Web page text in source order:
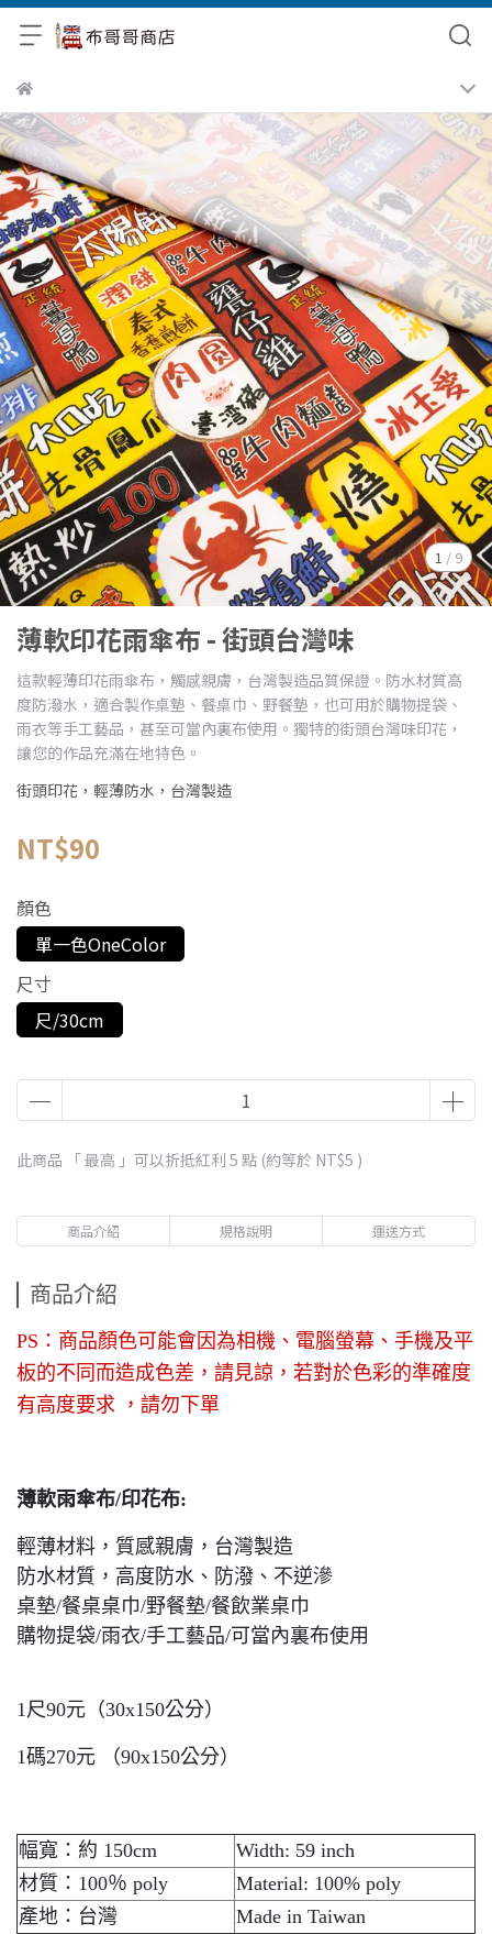
1 / 9
薄軟印花雨傘布 - 街頭台灣味
這款輕薄印花雨傘布，觸感親膚，台灣製造品質保證。防水材質高
度防潑水，適合製作桌墊、餐桌巾、野餐墊，也可用於購物提袋、
雨衣等手工藝品，甚至可當內裏布使用。獨特的街頭台灣味印花，
讓您的作品充滿在地特色。
街頭印花，輕薄防水，台灣製造
NT$90
顏色
單一色OneColor
尺寸
尺/30cm
此商品 「 最高 」可以折抵紅利 5 點 (約等於 NT$5 )
商品介紹 規格說明 運送方式
商品介紹
PS：商品顏色可能會因為相機、電腦螢幕、手機及平
板的不同而造成色差，請見諒，若對於色彩的準確度
有高度要求 ，請勿下單
薄軟雨傘布/印花布:
輕薄材料，質感親膚，台灣製造
防水材質，高度防水、防潑、不逆滲
桌墊/餐桌桌巾/野餐墊/餐飲業桌巾
購物提袋/雨衣/手工藝品/可當內裏布使用
1尺90元（30x150公分）
1碼270元 （90x150公分）
幅寬：約 150cm
Width: 59 inch
材質：100％ poly
Material: 100% poly
產地：台灣
Made in Taiwan